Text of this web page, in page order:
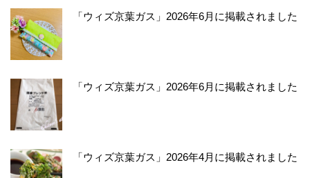
「ウィズ京葉ガス」2026年6月に掲載されました
「ウィズ京葉ガス」2026年6月に掲載されました
「ウィズ京葉ガス」2026年4月に掲載されました